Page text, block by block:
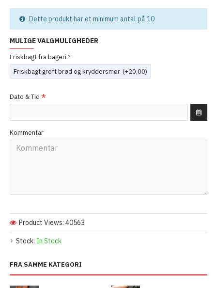
Stock: In Stock
Product Views: 40563
MULIGE VALGMULIGHEDER
Friskbagt fra bageri ?
Friskbagt groft brød og kryddersmør (+20,00)
Dato & Tid
Kommentar
Dette produkt har et minimum antal på 10
FRA SAMME KATEGORI